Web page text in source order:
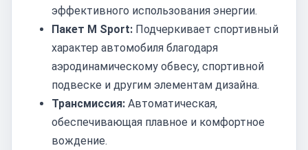
эффективного использования энергии.
Пакет M Sport: Подчеркивает спортивный
характер автомобиля благодаря
аэродинамическому обвесу, спортивной
подвеске и другим элементам дизайна.
Трансмиссия: Автоматическая,
обеспечивающая плавное и комфортное
вождение.